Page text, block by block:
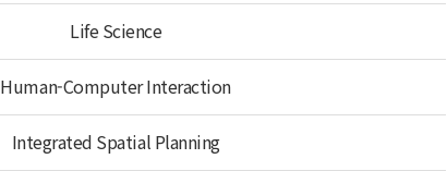
Life Science
Human-Computer Interaction
Integrated Spatial Planning